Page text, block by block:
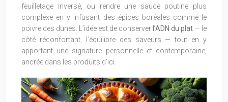
feuilletage inversé, ou rendre une sauce poutine plus
complexe en y infusant des épices boréales comme le
poivre des dunes. L’idée est de conserver l’ADN du plat — le
côté réconfortant, l’équilibre des saveurs — tout en y
apportant une signature personnelle et contemporaine,
ancrée dans les produits d’ici.